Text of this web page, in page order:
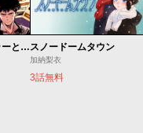
今夜もシリアルキラーと待ち合わせスノードームタウン
加納梨衣
3話無料